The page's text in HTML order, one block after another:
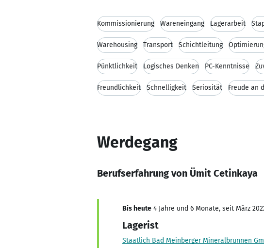
Kommissionierung Wareneingang Lagerarbeit
Warehousing Transport Schichtleitung
Pünktlichkeit Logisches Denken PC-Kenntnisse
Freundlichkeit Schnelligkeit Seriosität Freude an
Werdegang
Berufserfahrung von Ümit Cetinkaya
Bis heute 4 Jahre und 6 Monate, seit März
Lagerist
Staatlich Bad Meinberger Mineralbrunnen